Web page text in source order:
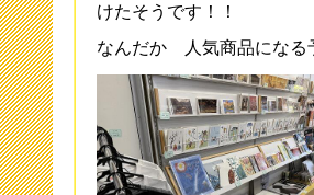
二学期当初の
2021年8月26日
欠席・遅刻連
2021年4月 7日
けたそうです！！
なんだか 人気商品になる